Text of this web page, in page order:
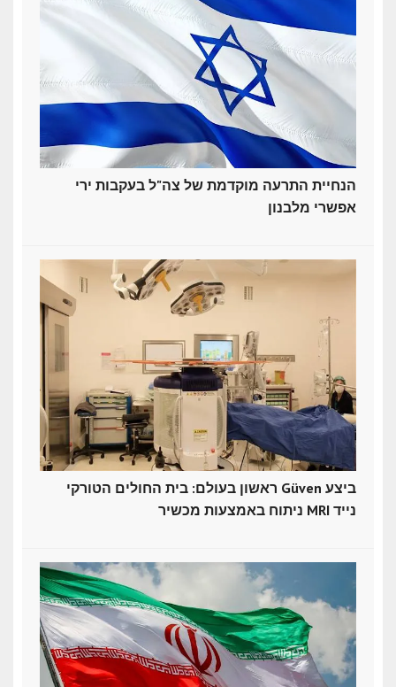
הנחיית התרעה מוקדמת של צה"ל בעקבות ירי
אפשרי מלבנון
ראשון בעולם: בית החולים הטורקי Güven ביצע
ניתוח באמצעות מכשיר MRI נייד